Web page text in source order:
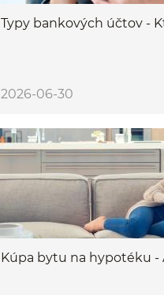
Typy bankových účtov -
2026-06-30
Kúpa bytu na hypotéku -